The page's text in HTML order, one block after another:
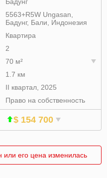
5563+R5W Ungasan,
Бадунг, Бали, Индонезия
Квартира
2
70 м²
1.7 км
II квартал, 2025
Право на собственность
$ 154 700
его цена изменилась